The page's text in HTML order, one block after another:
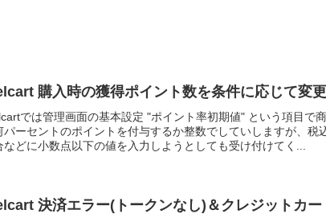
購入時の獲得ポイント数を条件に応じて変
では管理画面の基本設定 "ポイント率初期値" という項目で
パーセントのポイントを付与するか整数でしていしますが、税
などに小数点以下の値を入力しようとしても受け付けてく...
決済エラー(トークンなし)＆クレジットカ